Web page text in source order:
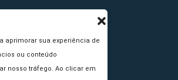
aprimorar sua experiência de
ou conteúdo
nosso tráfego. Ao clicar em